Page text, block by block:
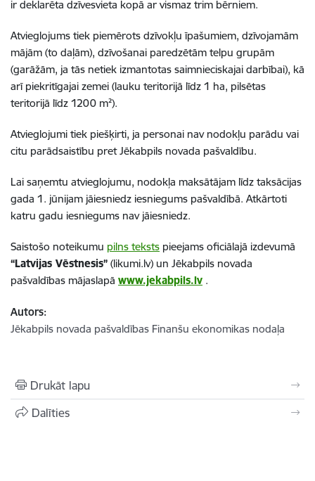
ir deklarēta dzīvesvieta kopā ar vismaz trim bērniem.
Atvieglojums tiek piemērots dzīvokļu īpašumiem, dzīvojamām
mājām (to daļām), dzīvošanai paredzētām telpu grupām
(garāžām, ja tās netiek izmantotas saimnieciskajai darbībai), kā
arī piekritīgajai zemei (lauku teritorijā līdz 1 ha, pilsētas
teritorijā līdz 1200 m²).
Atvieglojumi tiek piešķirti, ja personai nav nodokļu parādu vai
citu parādsaistību pret Jēkabpils novada pašvaldību.
Lai saņemtu atvieglojumu, nodokļa maksātājam līdz taksācijas
gada 1. jūnijam jāiesniedz iesniegums pašvaldībā. Atkārtoti
katru gadu iesniegums nav jāiesniedz.
Saistošo noteikumu pilns teksts pieejams oficiālajā izdevumā
“Latvijas Vēstnesis” (likumi.lv) un Jēkabpils novada
pašvaldības mājaslapā www.jekabpils.lv .
Autors:
Jēkabpils novada pašvaldības Finanšu ekonomikas nodaļa
Drukāt lapu
Dalīties